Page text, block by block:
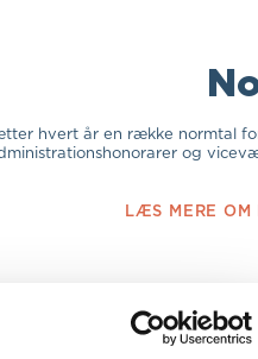
hvert år en række normtal
og
LÆS MERE OM